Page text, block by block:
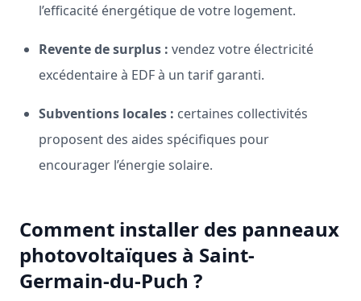
l’efficacité énergétique de votre logement.
Revente de surplus : vendez votre électricité
excédentaire à EDF à un tarif garanti.
Subventions locales : certaines collectivités
proposent des aides spécifiques pour
encourager l’énergie solaire.
Comment installer des panneaux
photovoltaïques à Saint-
Germain-du-Puch ?